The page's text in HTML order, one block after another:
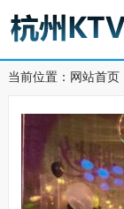
当前位置： 网站首页